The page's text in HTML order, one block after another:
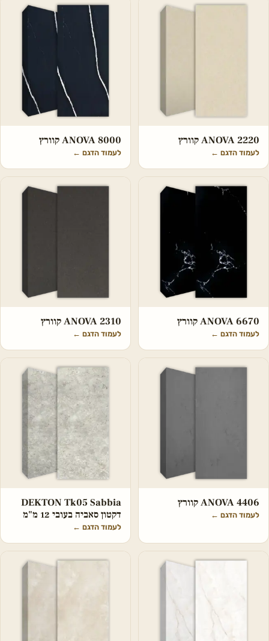
ANOVA 2220 קוורץ
לעמוד הדגם ←
ANOVA 8000 קוורץ
לעמוד הדגם ←
ANOVA 6670 קוורץ
לעמוד הדגם ←
ANOVA 2310 קוורץ
לעמוד הדגם ←
ANOVA 4406 קוורץ
לעמוד הדגם ←
DEKTON Tk05 Sabbia
דקטון סאביה בעובי 12 מ"מ
לעמוד הדגם ←